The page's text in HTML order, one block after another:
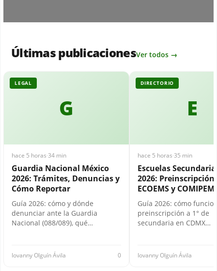
Últimas publicacionesVer todos →
G
LEGAL
hace 5 horas·34 min
Guardia Nacional México
2026: Trámites, Denuncias y
Cómo Reportar
Guía 2026: cómo y dónde
denunciar ante la Guardia
Nacional (088/089), qué…
Iovanny Olguín Ávila 0
E
DIRECTORIO
hace 5 horas·35 min
Escuelas
2026: Preinscripción,
ECOEMS y
Guía 2026: cómo
preinscripción a 1° de
secundaria en CDMX…
Iovanny Olguín Ávila